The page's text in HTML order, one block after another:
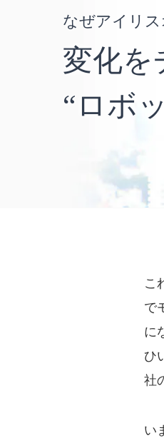
なぜアイリ
変化を
“ロボ
こ
で
に
ひ
社
い